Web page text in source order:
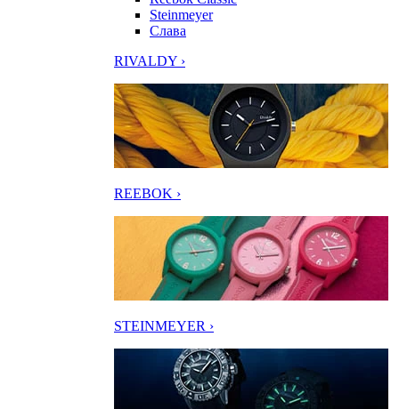
Steinmeyer
Слава
RIVALDY ›
REEBOK ›
STEINMEYER ›